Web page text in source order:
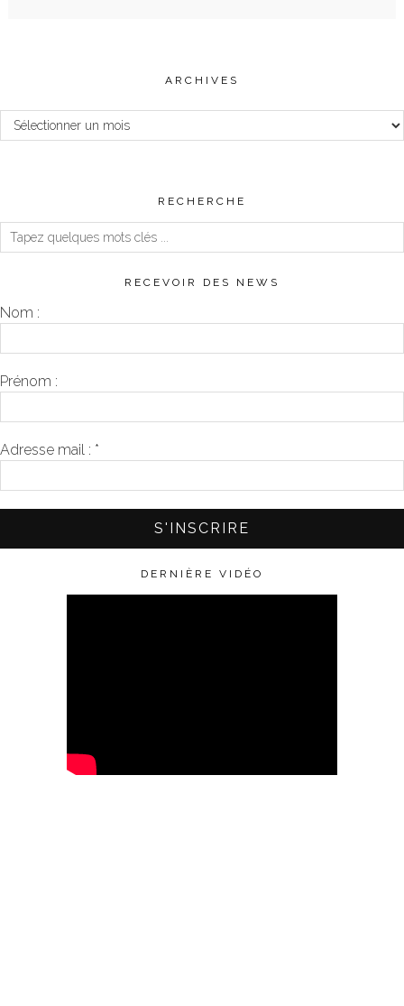
ARCHIVES
Archives
RECHERCHE
RECEVOIR DES NEWS
Nom :
Prénom :
Adresse mail : *
DERNIÈRE VIDÉO